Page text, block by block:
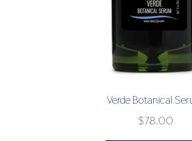
Verde Botanical
$78.00